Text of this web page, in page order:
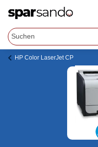
HP Color LaserJet CP
HP Color
Jetzt originale &
LaserJet CP 2020
Den Druckerhersteller und